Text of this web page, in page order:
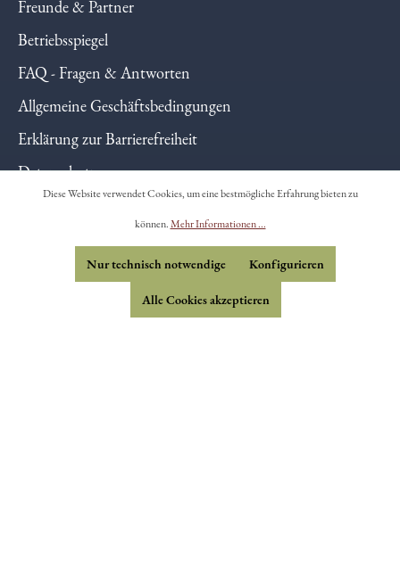
Freunde & Partner
Betriebsspiegel
FAQ - Fragen & Antworten
Allgemeine Geschäftsbedingungen
Erklärung zur Barrierefreiheit
Widerrufsformular
Diese Website verwendet Cookies, um eine bestmögliche Erfahrung bieten zu
können.Mehr Informationen ...
Nur technisch notwendige Konfigurieren
Alle Cookies akzeptieren